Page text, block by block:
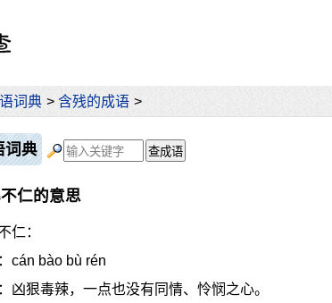
词典 > 含残的成语 >
词典
仁的意思
仁：
：cán bào bù rén
：凶狠毒辣，一点也没有同情、怜悯之心。